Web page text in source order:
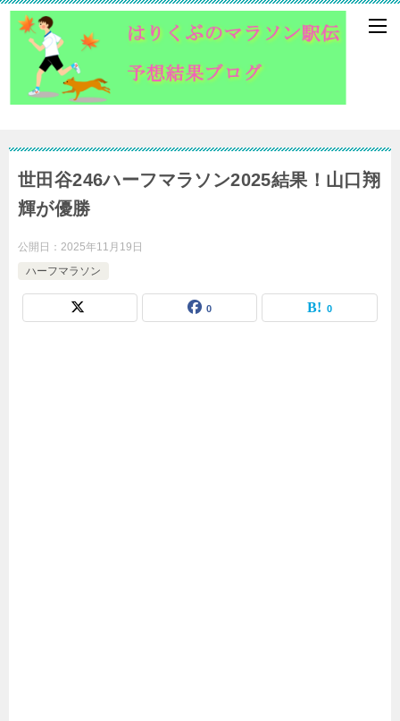
世田谷246ハーフマラソン2025結果！山口翔
輝が優勝
公開日： 2025年11月19日
ハーフマラソン
0 0